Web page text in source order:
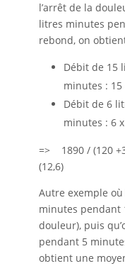
l’arrêt de la
litres minutes
rebond, on
Débit de 15
minutes : 15
Débit de 6
minutes : 6
=> 1890 / (120
(12,6)
Autre exemple où
minutes pendant
douleur), puis
pendant 5
obtient une